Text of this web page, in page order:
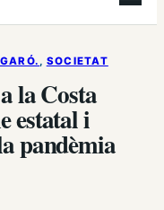
Obre
el
, SOCIETAT
la Costa
estatal i
pandèmia